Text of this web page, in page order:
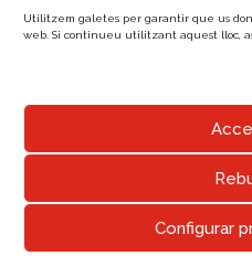
Utilitzem galetes per garantir que us
web. Si continueu utilitzant aquest lloc,
Configurar
AMB EL SUPORT DE: